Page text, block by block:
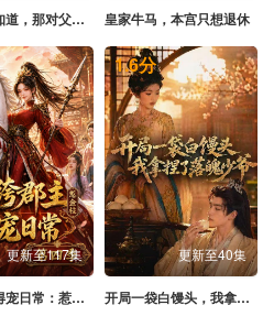
全京城都知道，那对父女是双坑了 皇家牛马，本宫只想退休
更新至117集
纨绔郡主得宠日常：惹金枝第四季
1.6分
更新至40集
开局一袋白馒头，我拿捏了落魄少爷